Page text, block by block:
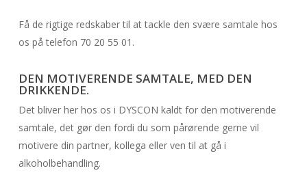
Få de rigtige redskaber til at tackle den svære samtale hos
os på telefon 70 20 55 01.
DEN MOTIVERENDE SAMTALE, MED DEN
DRIKKENDE.
Det bliver her hos os i DYSCON kaldt for den motiverende
samtale, det gør den fordi du som pårørende gerne vil
motivere din partner, kollega eller ven til at gå i
alkoholbehandling.